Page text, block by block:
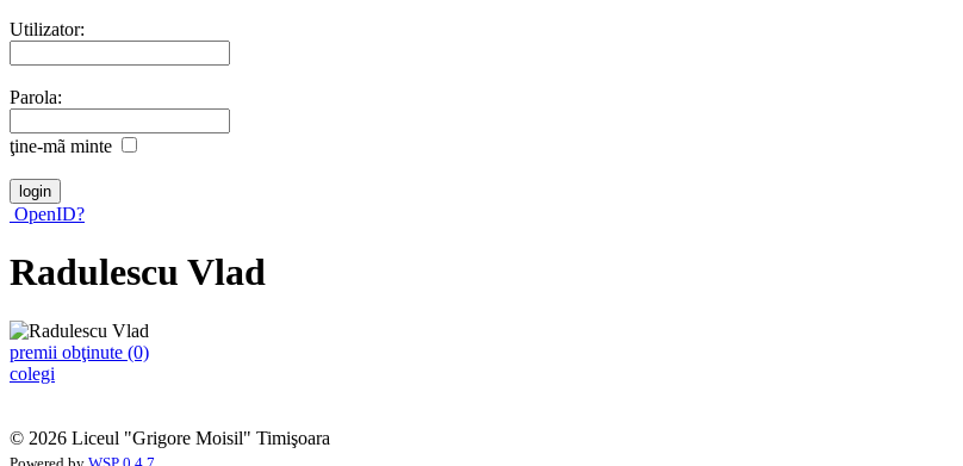
Utilizator:
Parola:
ţine-mã minte
OpenID?
Radulescu Vlad
premii obţinute (0)
colegi
© 2026 Liceul "Grigore Moisil" Timişoara